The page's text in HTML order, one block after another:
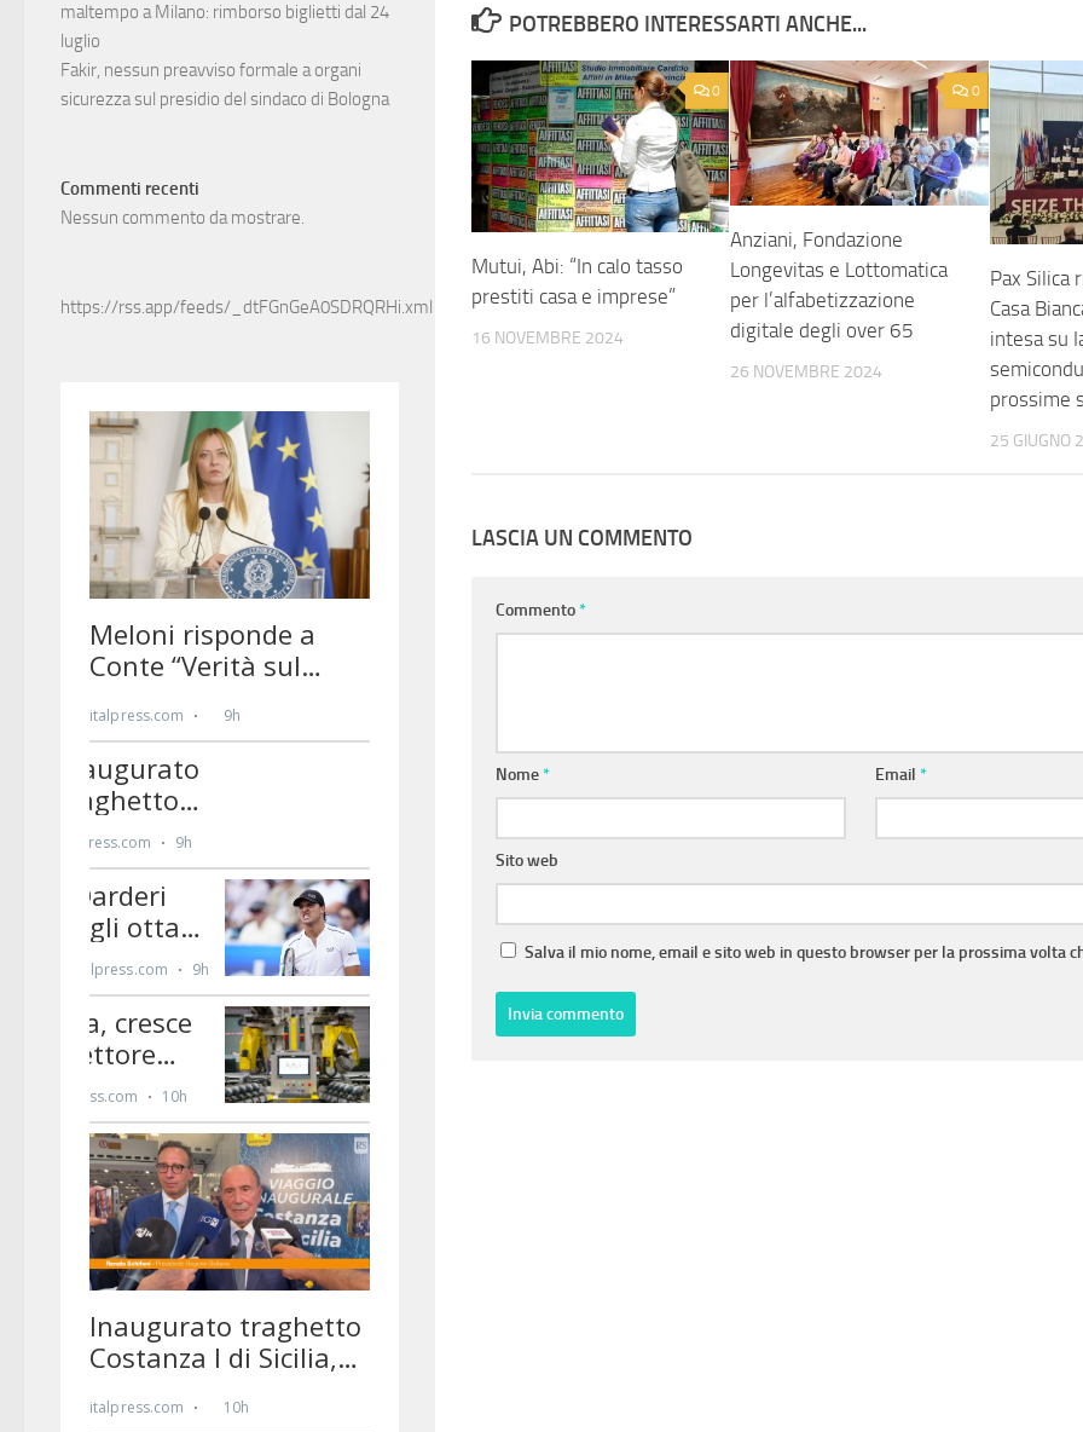
POTREBBERO INTERESSARTI ANCHE...
0
Mutui, Abi: “In calo tasso
prestiti casa e imprese”
16 NOVEMBRE 2024
0
Anziani, Fondazione
Longevitas e Lottomatica
per l’alfabetizzazione
digitale degli over 65
26 NOVEMBRE 2024
Pax Silica
Casa
intesa su
prossime
25 GIUGNO
LASCIA UN COMMENTO
Commento*
Nome* Email*
Sito web
Salva il mio nome, email e sito web in questo browser per la prossima volta
maltempo a Milano: rimborso biglietti dal 24
luglio
Fakir, nessun preavviso formale a organi
sicurezza sul presidio del sindaco di Bologna
Commenti recenti
Nessun commento da mostrare.
https://rss.app/feeds/_dtFGnGeA0SDRQRHi.xml